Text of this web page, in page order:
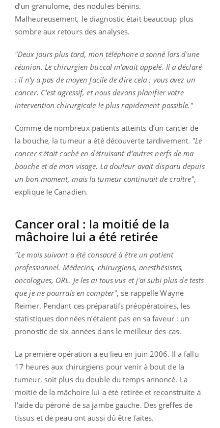
d’un granulome, des nodules bénins.
Malheureusement, le diagnostic était beaucoup plus
sombre aux retours des analyses.
"Deux jours plus tard, mon téléphone a sonné lors d'une
réunion. Le chirurgien buccal m'avait appelé. Il a déclaré
: il n'y a pas de moyen facile de dire cela : vous avez un
cancer. C'est agressif, et nous devons planifier votre
intervention chirurgicale le plus rapidement possible."
Comme de nombreux patients atteints d’un cancer de
la bouche, la tumeur a été découverte tardivement. "Le
cancer s'était caché en détruisant d’autres nerfs de ma
bouche et de mon visage. La douleur avait disparu depuis
un bon moment, mais la tumeur continuait decroître",
explique le Canadien.
Cancer oral : la moitié de la
mâchoire lui a été retirée
"Le mois suivant a été consacré à être un patient
professionnel. Médecins, chirurgiens, anesthésistes,
oncologues, ORL . Je les ai tous vus et j'ai subi plus de tests
que je ne pourrais en compter", se rappelle Wayne
Reimer. Pendant ces préparatifs préopératoires, les
statistiques données n’étaient pas en sa faveur : un
pronostic de six années dans le meilleur des cas.
La première opération a eu lieu en juin 2006. Il a fallu
17 heures aux chirurgiens pour venir à bout de la
tumeur, soit plus du double du temps annoncé. La
moitié de la mâchoire lui a été retirée et reconstruite à
l'aide du péroné de sa jambe gauche. Des greffes de
tissus et de peau ont aussi dû être faites.